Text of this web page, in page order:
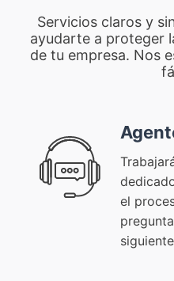
Servicios claros y
ayudarte a proteger
de tu empresa. Nos
el